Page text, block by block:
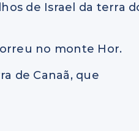
de Israel da terra
no monte Hor.
de Canaã, que